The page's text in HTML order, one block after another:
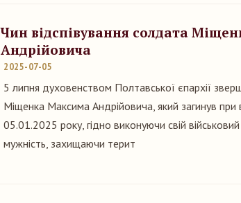
Чин відспівування солдата
Андрійовича
2025-07-05
5 липня духовенством Полтавської єпархії
Міщенка Максима Андрійовича, який загинув при
05.01.2025 року, гідно виконуючи свій
мужність, захищаючи терит